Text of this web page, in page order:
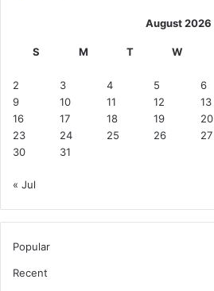
August 2026
S M T W
2
3 4 5 6
9
10 11 12 13
16
17 18 19 20
23
24 25 26 27
30
31
« Jul
Popular
Recent